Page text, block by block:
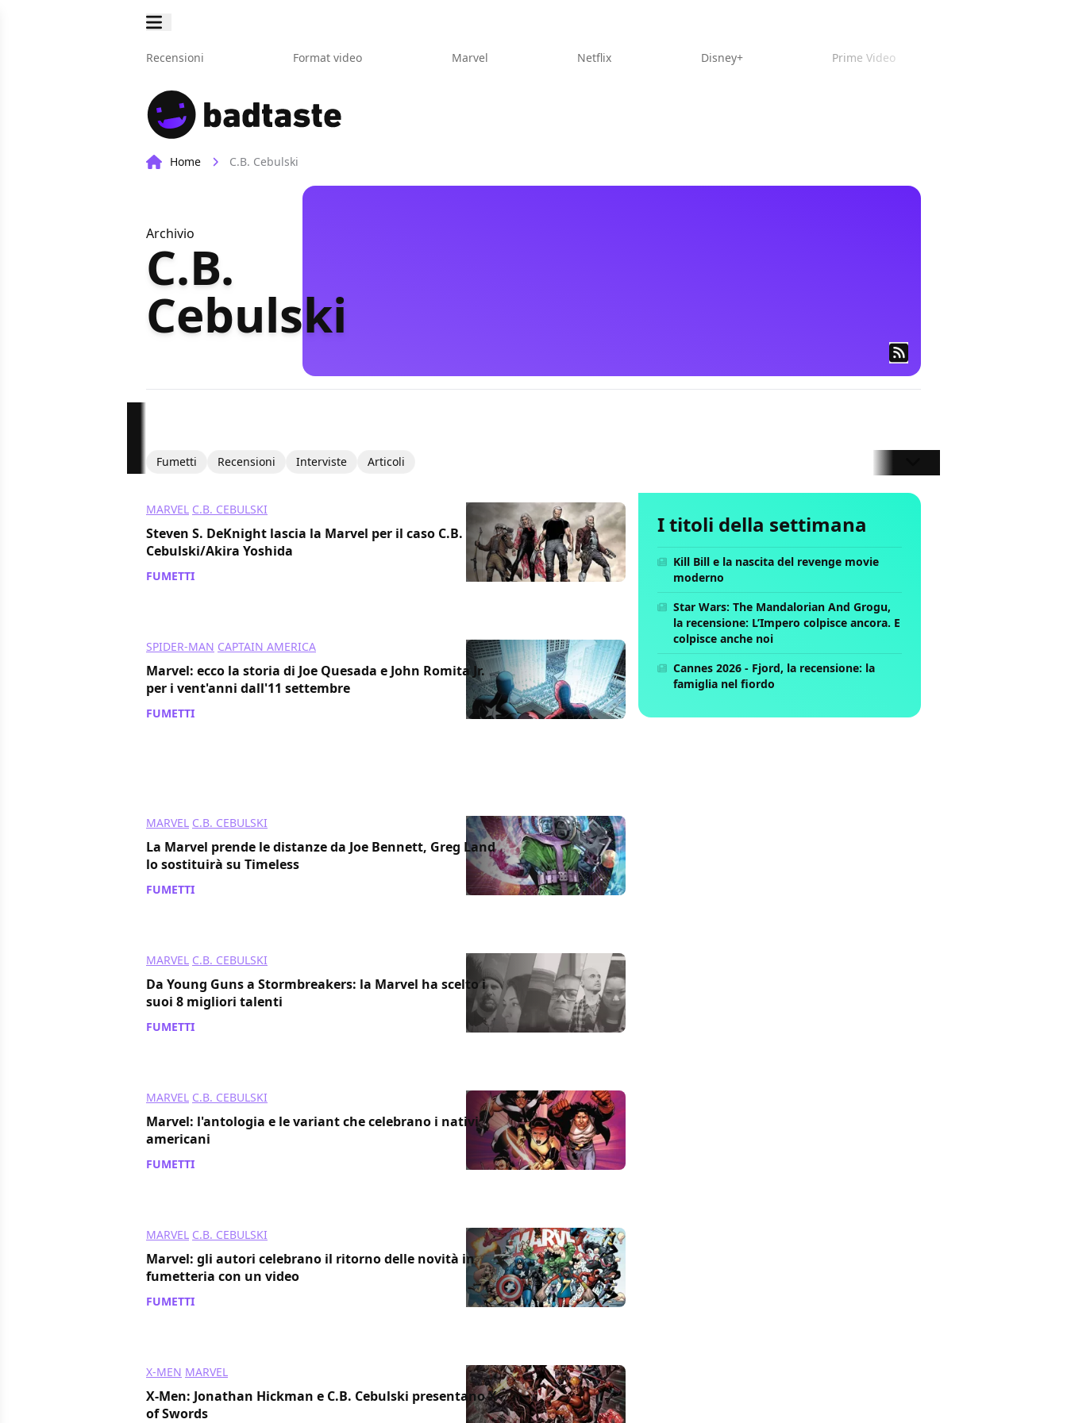
Recensioni Format video Marvel Netflix Disney+ Prime Video
Home C.B. Cebulski
Archivio
C.B.
Cebulski
Fumetti Recensioni Interviste Articoli
MARVEL C.B. CEBULSKI
Steven S. DeKnight lascia la Marvel per il caso C.B.
Cebulski/Akira Yoshida
FUMETTI
SPIDER-MAN CAPTAIN AMERICA
Marvel: ecco la storia di Joe Quesada e John Romita Jr.
per i vent'anni dall'11 settembre
FUMETTI
MARVEL C.B. CEBULSKI
La Marvel prende le distanze da Joe Bennett, Greg Land
lo sostituirà su Timeless
FUMETTI
MARVEL C.B. CEBULSKI
Da Young Guns a Stormbreakers: la Marvel ha scelto i
suoi 8 migliori talenti
FUMETTI
MARVEL C.B. CEBULSKI
Marvel: l'antologia e le variant che celebrano i nativi
americani
FUMETTI
MARVEL C.B. CEBULSKI
Marvel: gli autori celebrano il ritorno delle novità in
fumetteria con un video
FUMETTI
X-MEN MARVEL
X-Men: Jonathan Hickman e C.B. Cebulski presentano X
of Swords
I titoli della settimana
Kill Bill e la nascita del revenge movie
moderno
Star Wars: The Mandalorian And Grogu,
la recensione: L’Impero colpisce ancora. E
colpisce anche noi
Cannes 2026 - Fjord, la recensione: la
famiglia nel fiordo